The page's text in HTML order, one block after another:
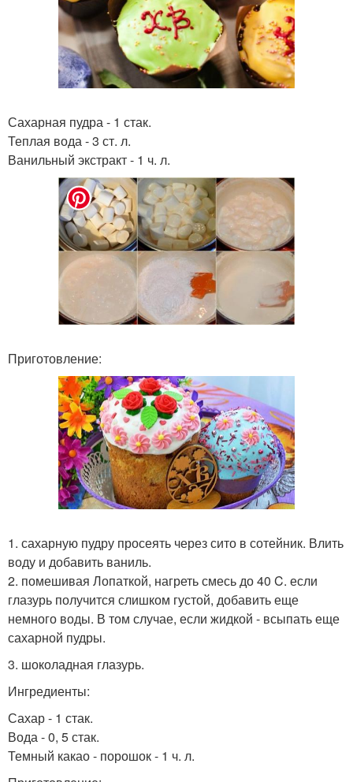
Сахарная пудра - 1 стак.
Теплая вода - 3 ст. л.
Ванильный экстракт - 1 ч. л.
Приготовление:
1. сахарную пудру просеять через сито в сотейник. Влить
воду и добавить ваниль.
2. помешивая Лопаткой, нагреть смесь до 40 C. если
глазурь получится слишком густой, добавить еще
немного воды. В том случае, если жидкой - всыпать еще
сахарной пудры.
3. шоколадная глазурь.
Ингредиенты:
Сахар - 1 стак.
Вода - 0, 5 стак.
Темный какао - порошок - 1 ч. л.